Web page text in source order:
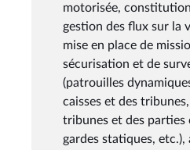
motorisée,
gestion des flux sur la
mise en place de
sécurisation et de
(patrouilles
caisses et des
tribunes et des parties
gardes statiques,